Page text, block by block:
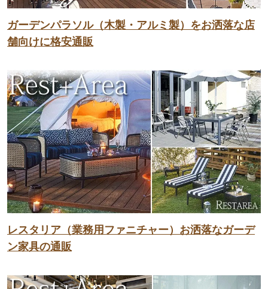
ガーデンパラソル（木製・アルミ製）をお洒落な店
舗向けに格安通販
レスタリア（業務用ファニチャー）お洒落なガーデ
ン家具の通販